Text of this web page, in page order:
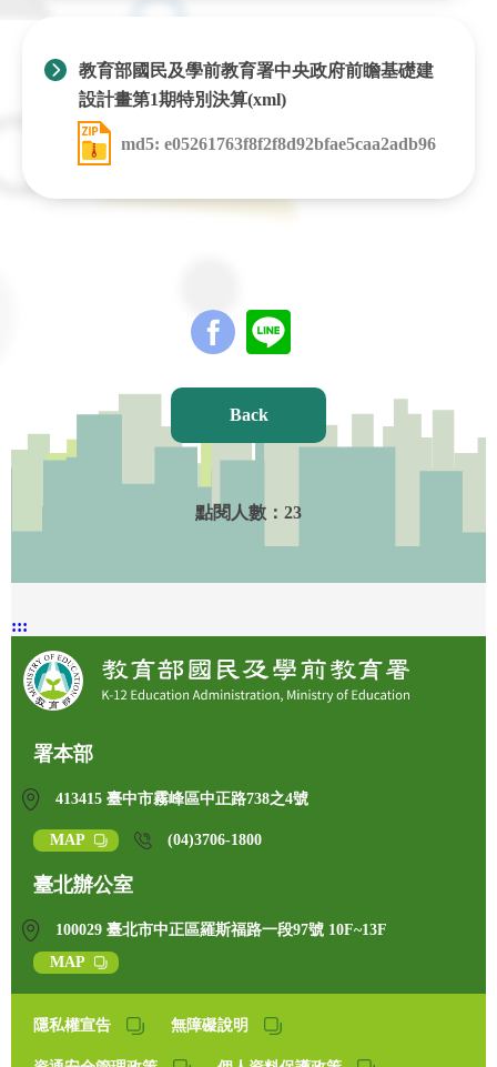
教育部國民及學前教育署中央政府前瞻基礎建
設計畫第1期特別決算(xml)
md5: e05261763f8f2f8d92bfae5caa2adb96
Back
點閱人數： 23
:::
署本部
413415 臺中市霧峰區中正路738之4號
MAP (04)3706-1800
臺北辦公室
100029 臺北市中正區羅斯福路一段97號 10F~13F
MAP
隱私權宣告 無障礙說明